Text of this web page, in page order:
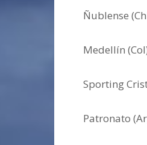
Ñublense
Medellín
Sporting
Patronato